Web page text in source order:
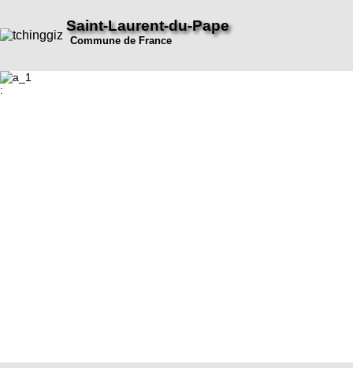
Saint-Laurent-du-Pape
Commune de France
: